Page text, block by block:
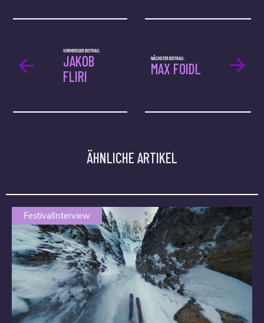
NÄCHSTER BEITRAG:
MAX FOIDL
VORHERIGER BEITRAG:
JAKOB
FLIRI
ÄHNLICHE ARTIKEL
FestivalInterview